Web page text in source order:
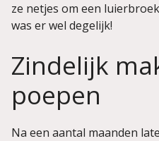
ze netjes om een
was er wel degelijk!
Zindelijk
poepen
Na een aantal maanden